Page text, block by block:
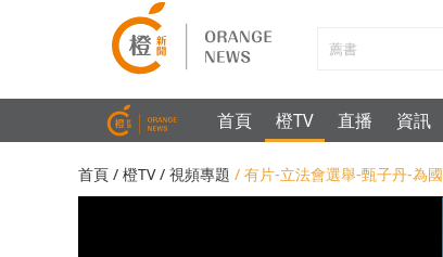
首頁 橙TV 直播 資訊
首頁 / 橙TV/ 視頻專題 / 有片-立法會選舉-甄子丹-為